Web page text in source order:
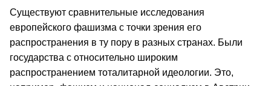
Существуют сравнительные исследования
европейского фашизма с точки зрения его
распространения в ту пору в разных странах. Были
государства с относительно широким
распространением тоталитарной идеологии. Это,